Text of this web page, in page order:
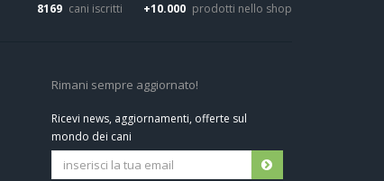
8169 cani iscritti +10.000 prodotti nello shop
Rimani sempre aggiornato!
Ricevi news, aggiornamenti, offerte sul
mondo dei cani